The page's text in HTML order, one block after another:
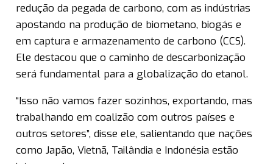
redução da pegada de carbono, com as indústrias
apostando na produção de biometano, biogás e
em captura e armazenamento de carbono (CCS).
Ele destacou que o caminho de descarbonização
será fundamental para a globalização do etanol.
“Isso não vamos fazer sozinhos, exportando, mas
trabalhando em coalizão com outros países e
outros setores”, disse ele, salientando que nações
como Japão, Vietnã, Tailândia e Indonésia estão